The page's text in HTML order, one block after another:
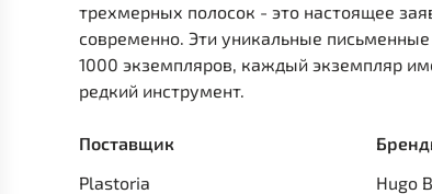
трехмерных полосок - это настоящее
современно. Эти уникальные
1000 экземпляров, каждый экземпляр
редкий инструмент.
Поставщик
Plastoria
Hugo